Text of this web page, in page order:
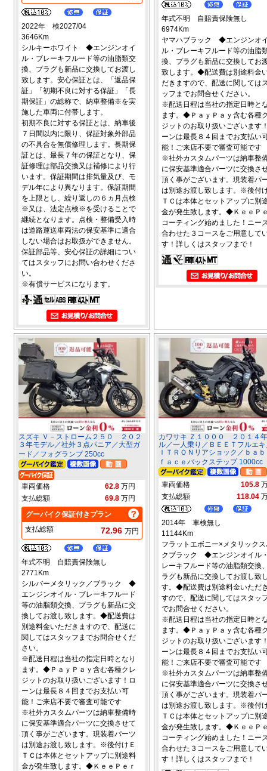
2022年 検2027/04
3646Km
シルキーホワイト ◆エンジンオイ
ル・ブレーキフルード等の油脂類交
換、プラグも新品に交換してお渡し
致します。安心保証とは、「返品保
証」「初期不良に対する保証」「長
期保証」の総称で、納車整備※を実
施した車両に付帯します。
初期不良に対する保証とは、納車後
７日間以内に限り、保証対象外部品
の不具合を無償修理します。長期保
証とは、最長７年の保証となり、保
証修理は部品交換又は補修により行
います。保証期間は排気量及び、モ
デル年により異なります。保証期間
を上限とし、繰り返しの６ヵ月点検
※又は、法定点検※を受けることで
継続となります。点検・整備受入時
は道路運送車両法の保安基準に適合
しない場合はお取扱ができません。
保証部品等、安心保証の詳細につい
てはスタッフにお問い合わせくださ
い。
※有償サービスになります。
年式不明 自賠責保険無し
6974Km
ヤマハブラック ◆エンジンオ
ル・ブレーキフルード等の油脂
換、プラグも新品に交換してお
致します。◆配送費は別途料金
だきますので、配送に関しては
ッフまでお問合せください。
※配送日程は当社の指定日時と
ます。◆ＰａｙＰａｙ含む各種
ジットのお取り扱いございます
ーンは最長８４回までお支払い
能！ご来店不要で審査可能です
※社外カスタムパーツは納車整
に保安基準適合パーツに交換さ
頂く事がございます。現装着パ
は別途お渡し致します。※後付
ＴＣは本体とセットアップに別
金が発生致します。◆ＫｅｅＰ
コーティング始めました！ニー
合わせた３コースをご用意して
す！詳しくはスタッフまで！
スズキ Ｖ－ストローム２５０ ２０２
３年モデル／社外３点パニア／大型ガ
ード／フォグランプ 250cc
車両価格 62.8 万円
支払総額
69.8 万円
グーバイク保証付きプラン
支払総額
72.96 万円
年式不明 自賠責保険無し
2771Km
シルバーメタリック／ブラック ◆
エンジンオイル・ブレーキフルード
等の油脂類交換、プラグも新品に交
換してお渡し致します。◆配送費は
別途料金いただきますので、配送に
関してはスタッフまでお問合せくだ
さい。
※配送日程は当社の指定日時となり
ます。◆ＰａｙＰａｙ含む各種クレ
ジットのお取り扱いございます！ロ
ーンは最長８４回までお支払い可
能！ご来店不要で審査可能です
※社外カスタムパーツは納車整備時
に保安基準適合パーツに交換させて
頂く事がございます。現装着パーツ
は別途お渡し致します。※後付けＥ
ＴＣは本体とセットアップに別途料
金が発生致します。◆ＫｅｅＰｅｒ
カワサキ Ｚ１０００ ２０１４
ル／一人乗り／ＢＥＥＴフルエ
ＩＴＲＯＮリアショック／ｂａ
ｆａｃｅバックステップ 1000cc
車両価格 105.8
支払総額
118.04
2014年 車検無し
11144Km
フラットエボニー×メタリック
クブラック ◆エンジンオイル
レーキフルード等の油脂類交換
ラグも新品に交換してお渡し致
す。◆配送費は別途料金いただ
すので、配送に関してはスタッ
でお問合せください。
※配送日程は当社の指定日時と
ます。◆ＰａｙＰａｙ含む各種
ジットのお取り扱いございます
ーンは最長８４回までお支払い
能！ご来店不要で審査可能です
※社外カスタムパーツは納車整
に保安基準適合パーツに交換さ
頂く事がございます。現装着パ
は別途お渡し致します。※後付
ＴＣは本体とセットアップに別
金が発生致します。◆ＫｅｅＰ
コーティング始めました！ニー
合わせた３コースをご用意して
す！詳しくはスタッフまで！